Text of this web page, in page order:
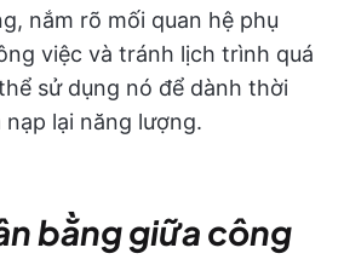
nắm rõ mối quan hệ phụ
việc và tránh lịch trình quá
sử dụng nó để dành thời
lại năng lượng.
bằng giữa công